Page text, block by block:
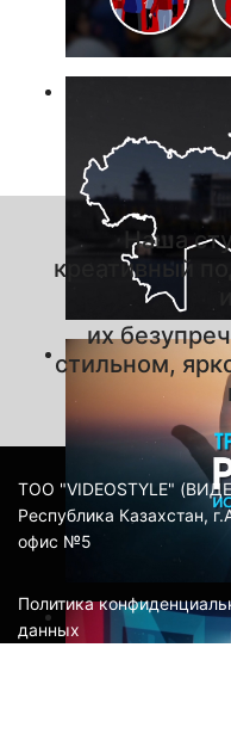
Наша
креативный
их
стильном,
ТОО "VIDEOSTYLE"
Республика Казахстан,
офис №5
Политика
данных